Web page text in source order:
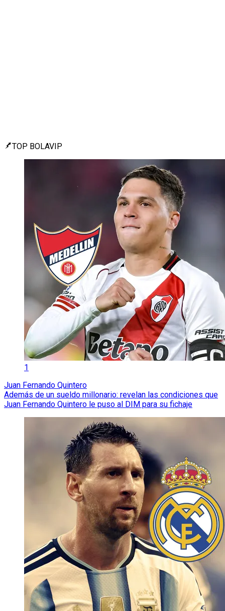
TOP BOLAVIP
1
Juan Fernando Quintero
Además de un sueldo millonario: revelan las condiciones que
Juan Fernando Quintero le puso al DIM para su fichaje